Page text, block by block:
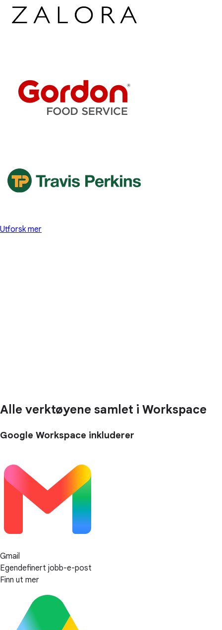
Utforsk mer
Alle verktøyene samlet i Workspace
Google Workspace inkluderer
Gmail
Egendefinert jobb-e-post
Finn ut mer